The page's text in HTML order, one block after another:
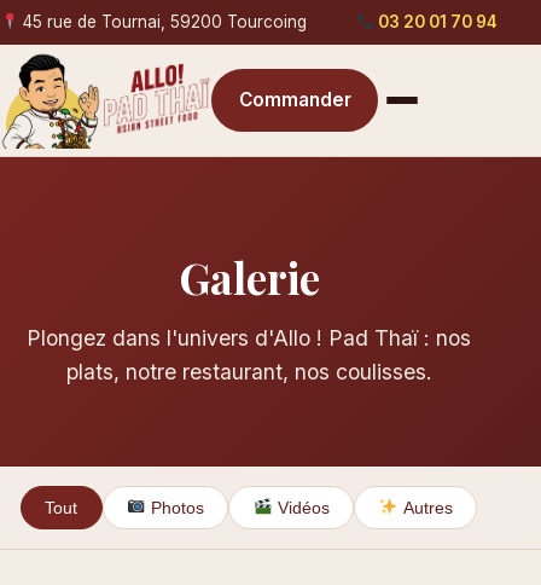
45 rue de Tournai, 59200 Tourcoing 03 20 01 70 94
Commander
Galerie
Plongez dans l'univers d'Allo ! Pad Thaï : nos
plats, notre restaurant, nos coulisses.
Tout Photos Vidéos Autres